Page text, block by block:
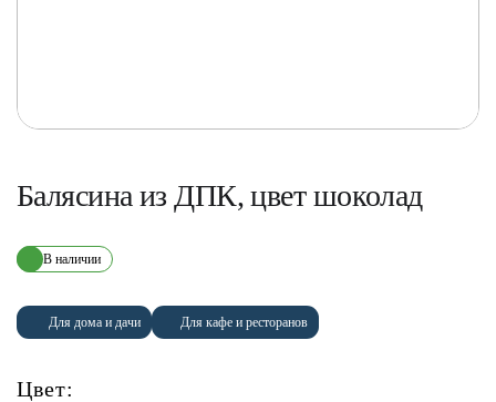
Балясина из ДПК, цвет шоколад
В наличии
Для дома и дачи Для кафе и ресторанов
Цвет: